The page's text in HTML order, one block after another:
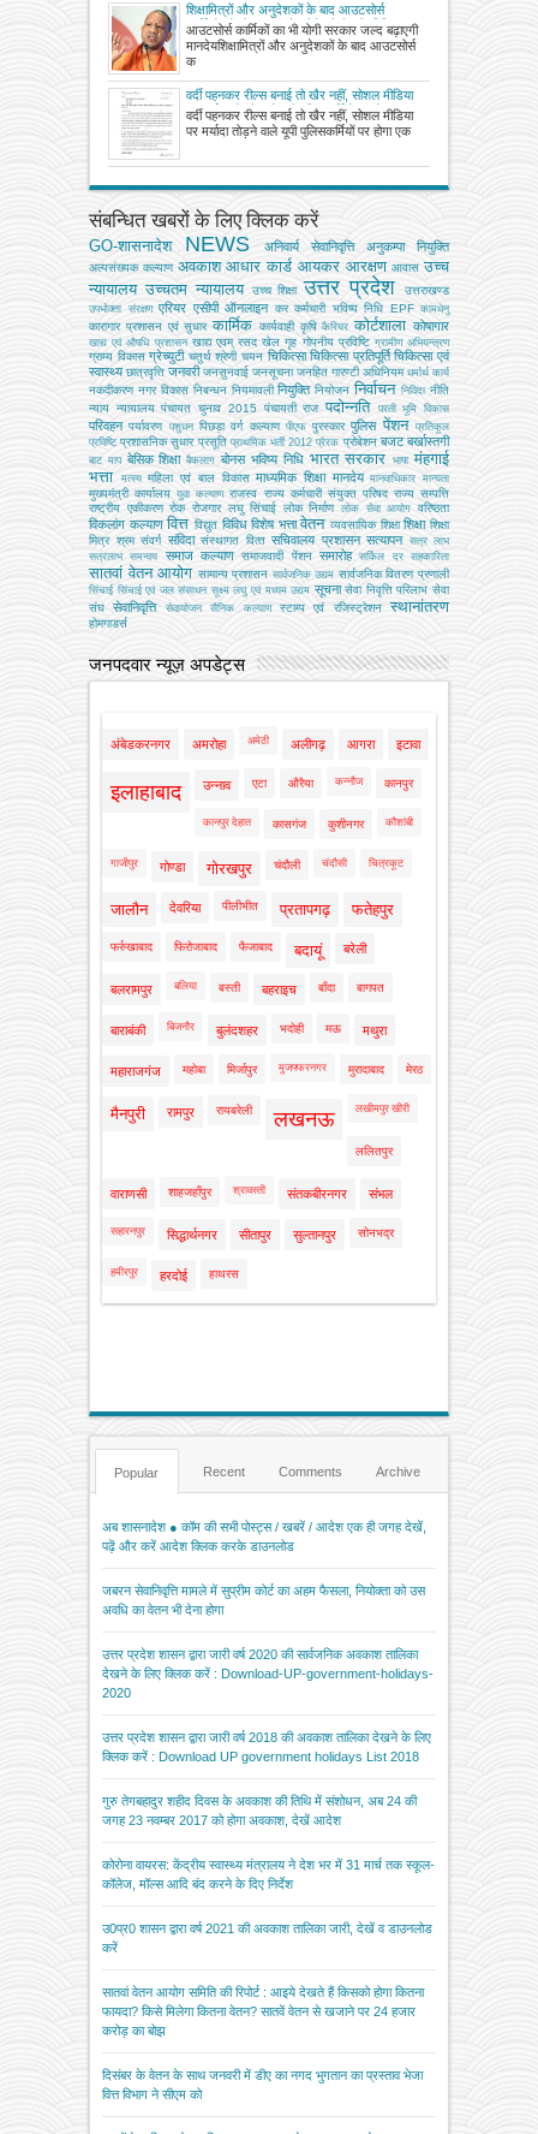
शिक्षामित्रों और अनुदेशकों के बाद आउटसोर्स
कार्मिकों को भी बढ़ा मानदेय देने की तैयारी, विभिन्न
सरकारी विभागों में तैनात चार लाख से अधिक
कार्मिकों को मिलेगा लाभ
आउटसोर्स कार्मिकों का भी योगी सरकार जल्द बढ़ाएगी
मानदेयशिक्षामित्रों और अनुदेशकों के बाद आउटसोर्स
क
वर्दी पहनकर रील्स बनाई तो खैर नहीं, सोशल मीडिया
पर मर्यादा तोड़ने वाले यूपी पुलिसकर्मियों पर होगा
एक्शन, जानिए! आदेश की 3 बड़ी बातें
वर्दी पहनकर रील्स बनाई तो खैर नहीं, सोशल मीडिया
पर मर्यादा तोड़ने वाले यूपी पुलिसकर्मियों पर होगा एक
संबन्धित खबरों के लिए क्लिक करें
GO-शासनादेश NEWS अनिवार्य सेवानिवृत्ति अनुकम्पा नियुक्ति
अल्‍पसंख्‍यक कल्‍याण अवकाश आधार कार्ड आयकर आरक्षण आवास उच्च
न्यायालय उच्चतम न्यायालय उच्‍च शिक्षा उत्तर प्रदेश उत्तराखण्ड
उपभोक्‍ता संरक्षण एरियर एसीपी ऑनलाइन कर कर्मचारी भविष्य निधि EPF कामधेनु
कारागार प्रशासन एवं सुधार कार्मिक कार्यवाही कृषि कैरियर कोर्टशाला कोषागार
खाद्य एवं औषधि प्रशासन खाद्य एवम् रसद खेल गृह गोपनीय प्रविष्टि ग्रामीण अभियन्‍त्रण
ग्राम्य विकास ग्रेच्युटी चतुर्थ श्रेणी चयन चिकित्सा चिकित्सा प्रतिपूर्ति चिकित्‍सा एवं
स्वास्थ्य छात्रवृत्ति जनवरी जनसुनवाई जनसूचना जनहित गारण्टी अधिनियम धर्मार्थ कार्य
नकदीकरण नगर विकास निबन्‍धन नियमावली नियुक्ति नियोजन निर्वाचन निविदा नीति
न्याय न्यायालय पंचायत चुनाव 2015 पंचायती राज पदोन्नति परती भूमि विकास
परिवहन पर्यावरण पशुधन पिछड़ा वर्ग कल्‍याण पीएफ पुरस्कार पुलिस पेंशन
प्रतिकूल
प्रविष्टि प्रशासनिक सुधार प्रसूति प्राथमिक भर्ती 2012 प्रेरक प्रोबेशन बजट बर्खास्तगी
बाट माप बेसिक शिक्षा बैकलाग बोनस भविष्य निधि भारत सरकार भाषा मंहगाई
भत्ता
मत्‍स्‍य महिला एवं बाल विकास माध्यमिक शिक्षा मानदेय मानवाधिकार मान्यता
मुख्‍यमंत्री कार्यालय युवा कल्याण राजस्व राज्य कर्मचारी संयुक्त परिषद राज्य सम्पत्ति
राष्ट्रीय एकीकरण रोक रोजगार लघु सिंचाई लोक निर्माण लोक सेवा आयोग वरिष्ठता
विकलांग कल्याण वित्त विद्युत विविध विशेष भत्ता वेतन व्‍यवसायिक शिक्षा शिक्षा शिक्षा
मित्र श्रम संवर्ग संविदा संस्‍थागत वित्‍त सचिवालय प्रशासन सत्यापन सत्र लाभ
सत्रलाभ
समन्वय समाज कल्याण समाजवादी पेंशन समारोह सर्किल दर सहकारिता
सातवां वेतन आयोग सामान्य प्रशासन सार्वजनिक उद्यम सार्वजनिक वितरण प्रणाली
सिंचाई सिंचाई एवं जल संसाधन सूक्ष्म लघु एवं मध्यम उद्यम सूचना सेवा निवृत्ति परिलाभ सेवा
संघ
सेवानिवृत्ति सेवायोजन सैनिक कल्‍याण स्टाम्प एवं रजिस्ट्रेशन स्थानांतरण
होमगाडर्स
जनपदवार न्यूज़ अपडेट्स
अंबेडकरनगर अमरोहा अमेठी अलीगढ़ आगरा इटावा
इलाहाबाद उन्नाव एटा औरैया कन्नौज कानपुर
कानपुर देहात कासगंज कुशीनगर कौशांबी
गाजीपुर गोण्डा गोरखपुर चंदौली चंदौसी चित्रकूट
जालौन देवरिया पीलीभीत प्रतापगढ़ फतेहपुर
फर्रुखाबाद फिरोजाबाद फैजाबाद बदायूं बरेली
बलरामपुर बलिया बस्ती बहराइच बाँदा बागपत
बाराबंकी बिजनौर बुलंदशहर भदोही मऊ मथुरा
महाराजगंज महोबा मिर्जापुर मुजफ्फरनगर मुरादाबाद मेरठ
मैनपुरी रामपुर रायबरेली लखनऊ लखीमपुर खीरी
ललितपुर
वाराणसी शाहजहाँपुर श्रावस्ती संतकबीरनगर संभल
सहारनपुर सिद्धार्थनगर सीतापुर सुल्तानपुर सोनभद्र
हमीरपुर हरदोई हाथरस
Popular Recent Comments Archive
अब शासनादेश ● कॉम की सभी पोस्ट्स / खबरें / आदेश एक ही जगह देखें,
पढ़ें और करें आदेश क्लिक करके डाउनलोड
जबरन सेवानिवृत्ति मामले में सुप्रीम कोर्ट का अहम फैसला, नियोक्ता को उस
अवधि का वेतन भी देना होगा
उत्तर प्रदेश शासन द्वारा जारी वर्ष 2020 की सार्वजनिक अवकाश तालिका
देखने के लिए क्लिक करें : Download-UP-government-holidays-
2020
उत्तर प्रदेश शासन द्वारा जारी वर्ष 2018 की अवकाश तालिका देखने के लिए
क्लिक करें : Download UP government holidays List 2018
गुरु तेगबहादुर शहीद दिवस के अवकाश की तिथि में संशोधन, अब 24 की
जगह 23 नवम्बर 2017 को होगा अवकाश, देखें आदेश
कोरोना वायरस: केंद्रीय स्वास्थ्य मंत्रालय ने देश भर में 31 मार्च तक स्कूल-
कॉलेज, मॉल्स आदि बंद करने के दिए निर्देश
उ0प्र0 शासन द्वारा वर्ष 2021 की अवकाश तालिका जारी, देखें व डाउनलोड
करें
सातवां वेतन आयोग समिति की रिपोर्ट : आइये देखते हैं किसको होगा कितना
फायदा? किसे मिलेगा कितना वेतन? सातवें वेतन से खजाने पर 24 हजार
करोड़ का बोझ
दिसंबर के वेतन के साथ जनवरी में डीए का नगद भुगतान का प्रस्ताव भेजा
वित्त विभाग ने सीएम को